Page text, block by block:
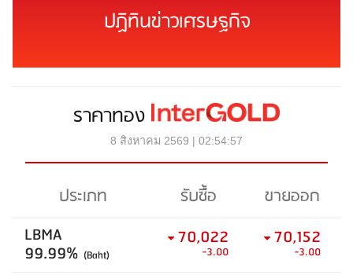
ปฏิทินข่าวเศรษฐกิจ
ราคาทอง
8 สิงหาคม 2569 | 02:54:57
ประเภท รับซื้อ
ขายออก
LBMA
99.99% (Baht)
70,022
-3.00
70,152
-3.00